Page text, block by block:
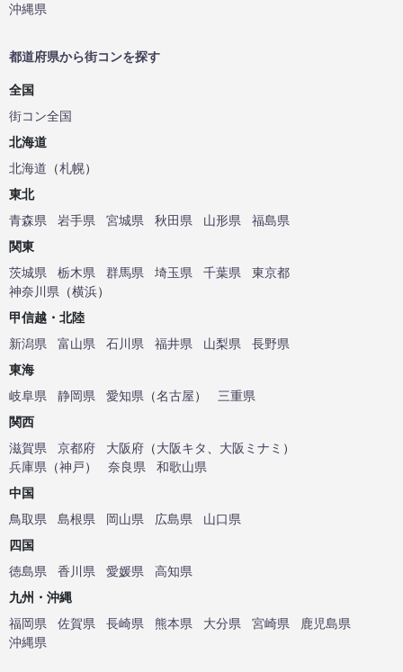
沖縄県
都道府県から街コンを探す
全国
街コン全国
北海道
北海道 （札幌）
東北
青森県
岩手県 宮城県 秋田県 山形県
福島県
関東
茨城県
栃木県 群馬県 埼玉県 千葉県
東京都
神奈川県 （横浜）
甲信越・北陸
新潟県
富山県 石川県 福井県 山梨県
長野県
東海
岐阜県
静岡県 愛知県 （名古屋）
三重県
関西
滋賀県
京都府 大阪府 （大阪キタ 大阪ミナミ ）
兵庫県 （神戸） 奈良県
和歌山県
中国
鳥取県
島根県 岡山県 広島県
山口県
四国
徳島県
香川県 愛媛県
高知県
九州・沖縄
福岡県
佐賀県 長崎県 熊本県 大分県 宮崎県
鹿児島県
沖縄県